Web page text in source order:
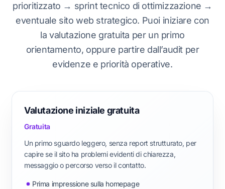
prioritizzato → sprint tecnico di ottimizzazione →
eventuale sito web strategico. Puoi iniziare con
la valutazione gratuita per un primo
orientamento, oppure partire dall’audit per
evidenze e priorità operative.
Valutazione iniziale gratuita
Gratuita
Un primo sguardo leggero, senza report strutturato, per
capire se il sito ha problemi evidenti di chiarezza,
messaggio o percorso verso il contatto.
Prima impressione sulla homepage